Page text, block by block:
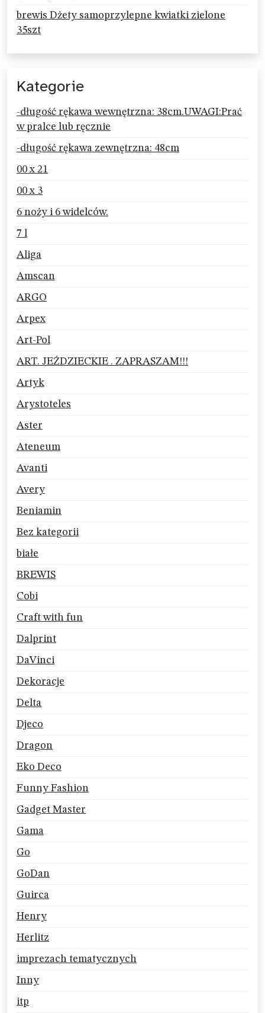
brewis Dżety samoprzylepne kwiatki zielone
35szt
Kategorie
-długość rękawa wewnętrzna: 38cm.UWAGI:Prać
w pralce lub ręcznie
-długość rękawa zewnętrzna: 48cm
00 x 21
00 x 3
6 noży i 6 widelców.
7 l
Aliga
Amscan
ARGO
Arpex
Art-Pol
ART. JEŹDZIECKIE . ZAPRASZAM!!!
Artyk
Arystoteles
Aster
Ateneum
Avanti
Avery
Beniamin
Bez kategorii
białe
BREWIS
Cobi
Craft with fun
Dalprint
DaVinci
Dekoracje
Delta
Djeco
Dragon
Eko Deco
Funny Fashion
Gadget Master
Gama
Go
GoDan
Guirca
Henry
Herlitz
imprezach tematycznych
Inny
itp